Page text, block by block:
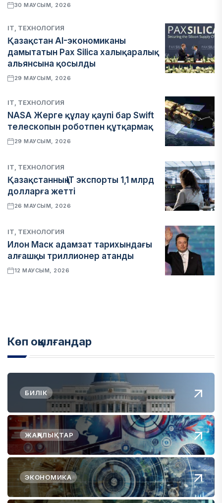
30 МАУСЫМ, 2026
IT, ТЕХНОЛОГИЯ
Қазақстан AI-экономиканы
дамытатын Pax Silica халықаралық
альянсына қосылды
29 МАУСЫМ, 2026
IT, ТЕХНОЛОГИЯ
NASA Жерге құлау қаупі бар Swift
телескопын роботпен құтқармақ
29 МАУСЫМ, 2026
IT, ТЕХНОЛОГИЯ
Қазақстанның IT экспорты 1,1 млрд
долларға жетті
26 МАУСЫМ, 2026
IT, ТЕХНОЛОГИЯ
Илон Маск адамзат тарихындағы
алғашқы триллионер атанды
12 МАУСЫМ, 2026
Көп оқылғандар
БИЛІК
ЖАҢАЛЫҚТАР
ЭКОНОМИКА